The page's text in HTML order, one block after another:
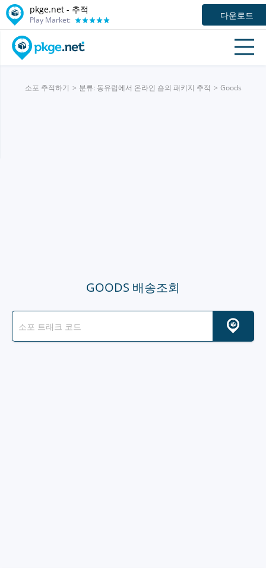
pkge.net - 추적
Play Market: 다운로드
소포 추적하기 분류: 동유럽에서 온라인 숍의 패키지 추적 Goods
GOODS 배송조회